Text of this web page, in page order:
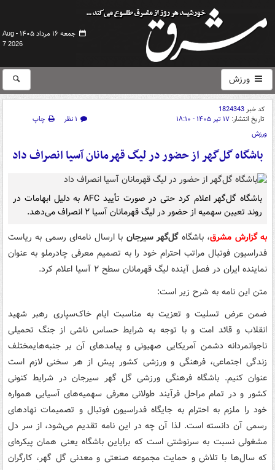
جمعه ۱۶ مرداد ۱۴۰۵ -
Aug
7 2026
ورزش
کد خبر1824343
تاریخ انتشار: ۱۷ تیر ۱۴۰۵ - ۱۸:۱۰ ۱ نظر
چاپ
ورزش
باشگاه گل‌گهر از حضور در لیگ قهرمانان آسیا انصراف داد
باشگاه گل‌گهر اعلام کرد حتی در صورت تأیید AFC به دلیل ابهامات در
روند تعیین سهمیه از حضور در لیگ قهرمانان آسیا ۲ انصراف می‌دهد.
به گزارش مشرق، باشگاه گل‌گهر سیرجان با ارسال نامه‌ای رسمی به ریاست
فدراسیون فوتبال مراتب احترام خود را به تصمیم معرفی چادرملو به عنوان
نماینده ایران در فصل آینده لیگ قهرمانان سطح ۲ آسیا اعلام کرد.
متن این نامه به شرح زیر است:
ضمن عرض تسلیت و تعزیت به مناسبت ایام خاک‌سپاری رهبر شهید
انقلاب و قائد امت و با توجه به شرایط حساس ناشی از جنگ تحمیلی
ناجوانمردانه دشمن آمریکایی صهیونی و پیامدهای آن بر جنبه‌هایمختلف
زندگی اجتماعی، فرهنگی و ورزشی کشور پیش از هر سخنی لازم است
عنوان کنیم. باشگاه فرهنگی ورزشی گل گهر سیرجان در شرایط کنونی
کشور و در تمام مراحل فرآیند طولانی معرفی سهمیه‌های آسیایی همواره
خود را ملزم به احترام به جایگاه فدراسیون فوتبال و تصمیمات نهادهای
رسمی آن دانسته است. لذا آن چه در این نامه تقدیم می‌شود، از سر دل
مشغولی نسبت به سرنوشتی است که برایاین باشگاه یعنی همان پیکره‌ای
که سال‌ها با تلاش و حمایت مجموعه صنعتی و معدنی گل گهر، کارگران